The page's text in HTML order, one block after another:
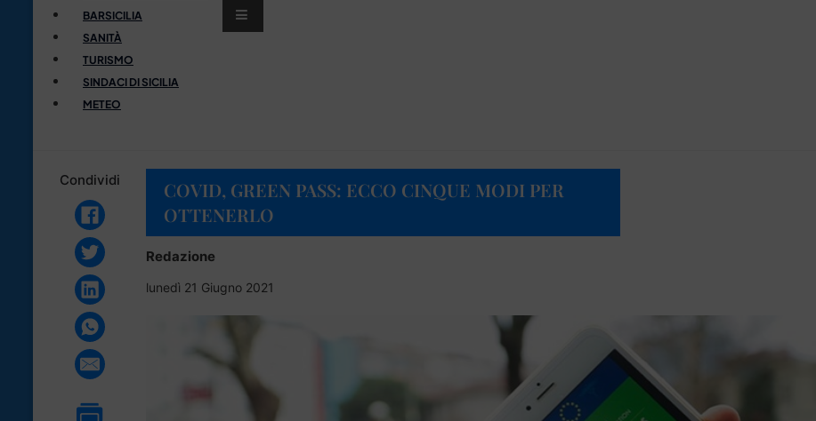
BARSICILIA
SANITÀ
TURISMO
SINDACI DI SICILIA
METEO
Condividi
COVID, GREEN PASS: ECCO CINQUE MODI PER
OTTENERLO
Redazione
lunedì 21 Giugno 2021